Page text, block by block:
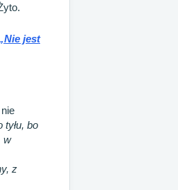
jest
tyłu, bo
w
z